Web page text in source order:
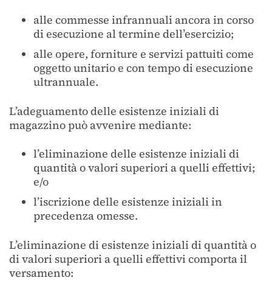
alle commesse infrannuali ancora in corso
di esecuzione al termine dell’esercizio;
alle opere, forniture e servizi pattuiti come
oggetto unitario e con tempo di esecuzione
ultrannuale.
L’adeguamento delle esistenze iniziali di
magazzino può avvenire mediante:
l’eliminazione delle esistenze iniziali di
quantità o valori superiori a quelli effettivi;
e/o
l’iscrizione delle esistenze iniziali in
precedenza omesse.
L’eliminazione di esistenze iniziali di quantità o
di valori superiori a quelli effettivi comporta il
versamento: